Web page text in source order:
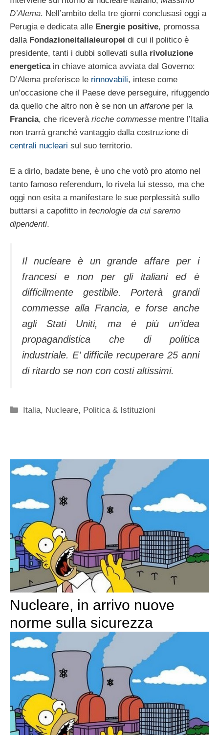
D’Alema. Nell’ambito della tre giorni conclusasi oggi a
Perugia e dedicata alle Energie positive, promossa
dalla Fondazioneitaliaieuropei di cui il politico è
presidente, tanti i dubbi sollevati sulla rivoluzione
energeticain chiave atomica avviata dal Governo:
D’Alema preferisce le rinnovabili, intese come
un’occasione che il Paese deve perseguire, rifuggendo
da quello che altro non è se non un affarone per la
Francia, che riceverà ricche commesse mentre l’Italia
non trarrà granché vantaggio dalla costruzione di
centrali nucleari sul suo territorio.
E a dirlo, badate bene, è uno che votò pro atomo nel
tanto famoso referendum, lo rivela lui stesso, ma che
oggi non esita a manifestare le sue perplessità sullo
buttarsi a capofitto in tecnologie da cui saremo
dipendenti.
Il nucleare è un grande affare per i
francesi e non per gli italiani ed è
difficilmente gestibile. Porterà grandi
commesse alla Francia, e forse anche
agli Stati Uniti, ma é più un’idea
propagandistica che di politica
industriale. E’ difficile recuperare 25 anni
di ritardo se non con costi altissimi.
Categorie
Italia, Nucleare, Politica & Istituzioni
Nucleare, in arrivo nuove
norme sulla sicurezza